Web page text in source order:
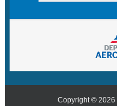
Copyright © 2026